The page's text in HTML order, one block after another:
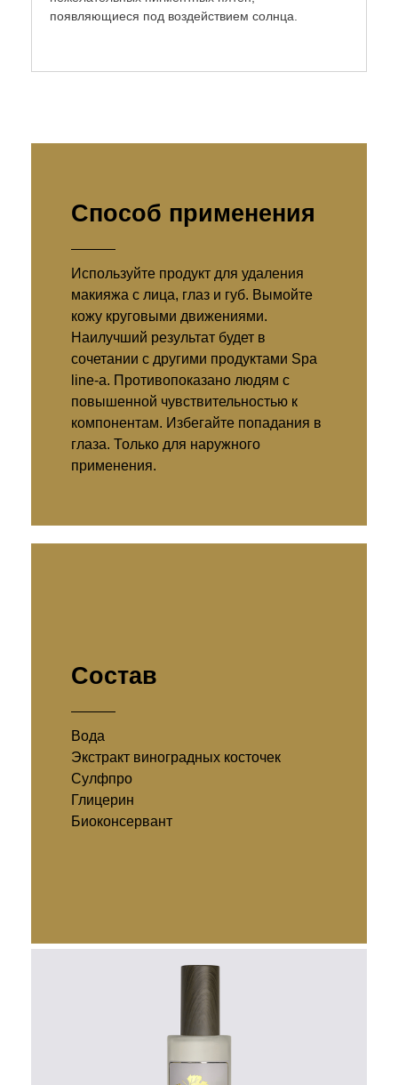
появляющиеся под воздействием солнца.
Способ применения
Используйте продукт для удаления
макияжа с лица, глаз и губ. Вымойте
кожу круговыми движениями.
Наилучший результат будет в
сочетании с другими продуктами Spa
line-а. Противопоказано людям с
повышенной чувствительностью к
компонентам. Избегайте попадания в
глаза. Только для наружного
применения.
Состав
Вода
Экстракт виноградных косточек
Сулфпро
Глицерин
Биоконсервант